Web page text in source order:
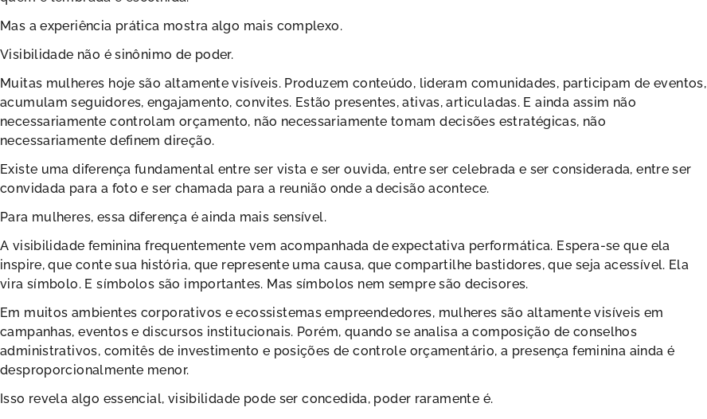
Mas a experiência prática mostra algo mais complexo.
Visibilidade não é sinônimo de poder.
Muitas mulheres hoje são altamente visíveis. Produzem conteúdo, lideram comunidades, participam de eventos,
acumulam seguidores, engajamento, convites. Estão presentes, ativas, articuladas. E ainda assim não
necessariamente controlam orçamento, não necessariamente tomam decisões estratégicas, não
necessariamente definem direção.
Existe uma diferença fundamental entre ser vista e ser ouvida, entre ser celebrada e ser considerada, entre ser
convidada para a foto e ser chamada para a reunião onde a decisão acontece.
Para mulheres, essa diferença é ainda mais sensível.
A visibilidade feminina frequentemente vem acompanhada de expectativa performática. Espera-se que ela
inspire, que conte sua história, que represente uma causa, que compartilhe bastidores, que seja acessível. Ela
vira símbolo. E símbolos são importantes. Mas símbolos nem sempre são decisores.
Em muitos ambientes corporativos e ecossistemas empreendedores, mulheres são altamente visíveis em
campanhas, eventos e discursos institucionais. Porém, quando se analisa a composição de conselhos
administrativos, comitês de investimento e posições de controle orçamentário, a presença feminina ainda é
desproporcionalmente menor.
Isso revela algo essencial, visibilidade pode ser concedida, poder raramente é.